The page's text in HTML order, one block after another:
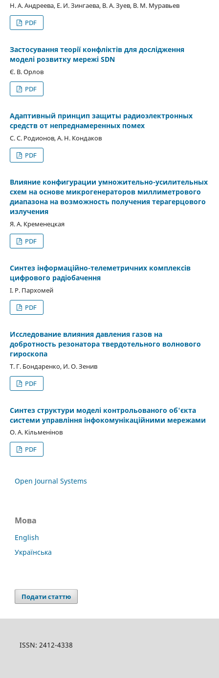
Н. А. Андреева, Е. И. Зингаева, В. А. Зуев, В. М. Муравьев
PDF
Застосування теорії конфліктів для дослідження
моделі розвитку мережі SDN
Є. В. Орлов
PDF
Адаптивный принцип защиты радиоэлектронных
средств от непреднамеренных помех
С. С. Родионов, А. Н. Кондаков
PDF
Влияние конфигурации умножительно-усилительных
схем на основе микрогенераторов миллиметрового
диапазона на возможность получения терагерцового
излучения
Я. А. Кременецкая
PDF
Синтез інформаційно-телеметричних комплексів
цифрового радіобачення
І. Р. Пархомей
PDF
Исследование влияния давления газов на
добротность резонатора твердотельного волнового
гироскопа
Т. Г. Бондаренко, И. О. Зенив
PDF
Синтез структури моделі контрольованого об'єкта
системи управління інфокомунікаційними мережами
О. А. Кільменінов
PDF
Open Journal Systems
Мова
English
Українська
Подати статтю
ISSN: 2412-4338